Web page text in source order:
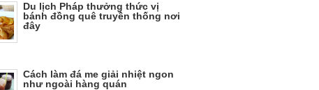
Du lịch Pháp thưởng thức vị
bánh đồng quê truyền thống nơi
đây
Cách làm đá me giải nhiệt ngon
như ngoài hàng quán